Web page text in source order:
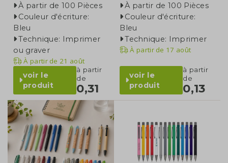
À partir de 100 Pièces
Couleur d'écriture:
Bleu
Technique: Imprimer
ou graver
À partir de 21 août
voir le
produit
à partir
de
0,31
À partir de 100 Pièces
Couleur d'écriture:
Bleu
Technique: Imprimer
À partir de 17 août
voir le
produit
à partir
de
0,13